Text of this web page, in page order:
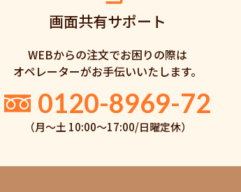
画面共有サポート
WEBからの注文でお困りの際は
オペレーターがお手伝いいたします。
0120-8969-72
（月〜土 10:00〜17:00/日曜定休）